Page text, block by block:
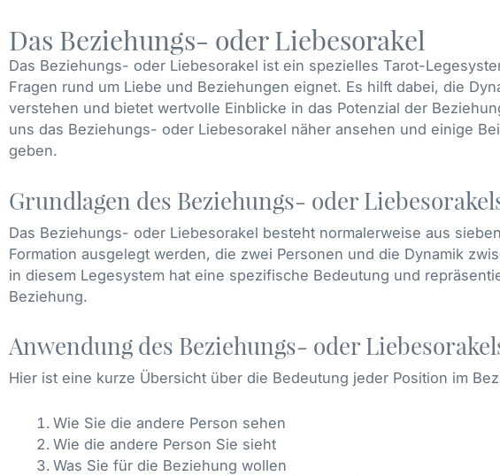
Das Beziehungs- oder Liebesorakel
Das Beziehungs- oder Liebesorakel ist ein spezielles Tarot-
Fragen rund um Liebe und Beziehungen eignet. Es hilft dabei, die
verstehen und bietet wertvolle Einblicke in das Potenzial der
uns das Beziehungs- oder Liebesorakel näher ansehen und einige
geben.
Grundlagen des Beziehungs- oder
Das Beziehungs- oder Liebesorakel besteht normalerweise aus
Formation ausgelegt werden, die zwei Personen und die Dynamik
in diesem Legesystem hat eine spezifische Bedeutung und
Beziehung.
Anwendung des Beziehungs- oder
Hier ist eine kurze Übersicht über die Bedeutung jeder Position im
Wie Sie die andere Person sehen
Wie die andere Person Sie sieht
Was Sie für die Beziehung wollen